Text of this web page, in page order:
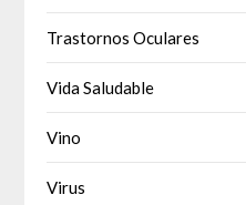
Trastornos Oculares
Vida Saludable
Vino
Virus